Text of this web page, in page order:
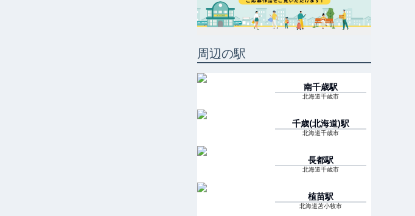
周辺の駅
南千歳駅
北海道千歳市
千歳(北海道)駅
北海道千歳市
長都駅
北海道千歳市
植苗駅
北海道苫小牧市